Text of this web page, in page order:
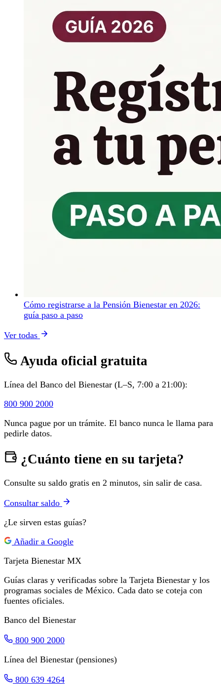
Cómo registrarse a la Pensión Bienestar en 2026:
guía paso a paso
Ver todas
Ayuda oficial gratuita
Línea del Banco del Bienestar (L–S, 7:00 a 21:00):
800 900 2000
Nunca pague por un trámite. El banco nunca le llama para
pedirle datos.
¿Cuánto tiene en su tarjeta?
Consulte su saldo gratis en 2 minutos, sin salir de casa.
Consultar saldo
¿Le sirven estas guías?
Añadir a Google
Tarjeta Bienestar MX
Guías claras y verificadas sobre la Tarjeta Bienestar y los
programas sociales de México. Cada dato se coteja con
fuentes oficiales.
Banco del Bienestar
800 900 2000
Línea del Bienestar (pensiones)
800 639 4264